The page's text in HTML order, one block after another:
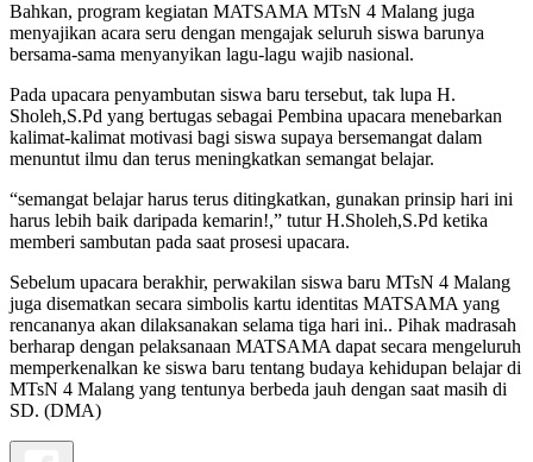
Bahkan, program kegiatan MATSAMA MTsN 4 Malang juga
menyajikan acara seru dengan mengajak seluruh siswa barunya
bersama-sama menyanyikan lagu-lagu wajib nasional.
Pada upacara penyambutan siswa baru tersebut, tak lupa H.
Sholeh,S.Pd yang bertugas sebagai Pembina upacara menebarkan
kalimat-kalimat motivasi bagi siswa supaya bersemangat dalam
menuntut ilmu dan terus meningkatkan semangat belajar.
“semangat belajar harus terus ditingkatkan, gunakan prinsip hari ini
harus lebih baik daripada kemarin!,” tutur H.Sholeh,S.Pd ketika
memberi sambutan pada saat prosesi upacara.
Sebelum upacara berakhir, perwakilan siswa baru MTsN 4 Malang
juga disematkan secara simbolis kartu identitas MATSAMA yang
rencananya akan dilaksanakan selama tiga hari ini.. Pihak madrasah
berharap dengan pelaksanaan MATSAMA dapat secara mengeluruh
memperkenalkan ke siswa baru tentang budaya kehidupan belajar di
MTsN 4 Malang yang tentunya berbeda jauh dengan saat masih di
SD. (DMA)